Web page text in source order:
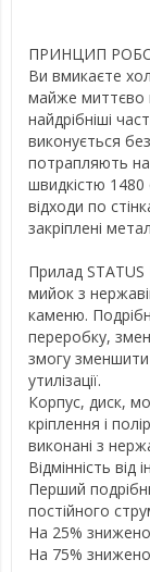
ПРИНЦИП
Ви вмикаєте
майже миттєво
найдрібніші
виконується
потрапляють
швидкістю
відходи по
закріплені
Прилад STATUS
мийок з
каменю.
переробку,
змогу зменшити
утилізації.
Корпус, диск,
кріплення і
виконані з
Відмінність
Перший
постійного
На 25%
На 75%